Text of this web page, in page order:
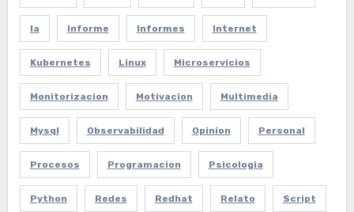
Ia Informe Informes Internet
Kubernetes Linux Microservicios
Monitorizacion Motivacion Multimedia
Mysql Observabilidad Opinion Personal
Procesos Programacion Psicologia
Python Redes Redhat Relato Script